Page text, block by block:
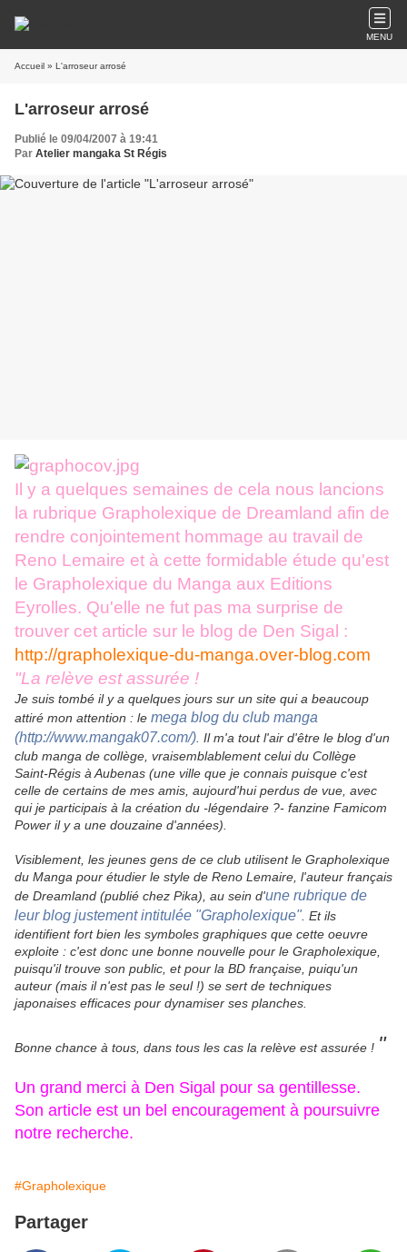
MENU
Accueil » L'arroseur arrosé
L'arroseur arrosé
Publié le 09/04/2007 à 19:41
Par Atelier mangaka St Régis
Il y a quelques semaines de cela nous lancions
la rubrique Grapholexique de Dreamland afin de
rendre conjointement hommage au travail de
Reno Lemaire et à cette formidable étude qu'est
le Grapholexique du Manga aux Editions
Eyrolles. Qu'elle ne fut pas ma surprise de
trouver cet article sur le blog de Den Sigal :
http://grapholexique-du-manga.over-blog.com
"La relève est assurée !
Je suis tombé il y a quelques jours sur un site qui a beaucoup
attiré mon attention : le mega blog du club manga
(http://www.mangak07.com/) . Il m'a tout l'air d'être le blog d'un
club manga de collège, vraisemblablement celui du Collège
Saint-Régis à Aubenas (une ville que je connais puisque c'est
celle de certains de mes amis, aujourd'hui perdus de vue, avec
qui je participais à la création du -légendaire ?- fanzine Famicom
Power il y a une douzaine d'années).
Visiblement, les jeunes gens de ce club utilisent le Grapholexique
du Manga pour étudier le style de Reno Lemaire, l'auteur français
de Dreamland (publié chez Pika), au sein d'une rubrique de
leur blog justement intitulée "Grapholexique" . Et ils
identifient fort bien les symboles graphiques que cette oeuvre
exploite : c'est donc une bonne nouvelle pour le Grapholexique,
puisqu'il trouve son public, et pour la BD française, puiqu'un
auteur (mais il n'est pas le seul !) se sert de techniques
japonaises efficaces pour dynamiser ses planches.
Bonne chance à tous, dans tous les cas la relève est assurée ! "
Un grand merci à Den Sigal pour sa gentillesse.
Son article est un bel encouragement à poursuivre
notre recherche.
#Grapholexique
Partager